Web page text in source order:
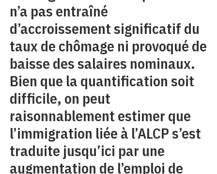
n’a pas entraîné
d’accroissement significatif du
taux de chômage ni provoqué de
baisse des salaires nominaux.
Bien que la quantification soit
difficile, on peut
raisonnablement estimer que
l’immigration liée à l’ALCP s’est
traduite jusqu’ici par une
augmentation de l’emploi de